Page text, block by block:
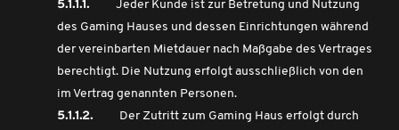
5.1.1.1. Jeder Kunde ist zur Betretung und Nutzung
des Gaming Hauses und dessen Einrichtungen während
der vereinbarten Mietdauer nach Maßgabe des Vertrages
berechtigt. Die Nutzung erfolgt ausschließlich von den
im Vertrag genannten Personen.
5.1.1.2.
Der Zutritt zum Gaming Haus erfolgt durch